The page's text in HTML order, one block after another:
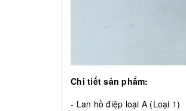
Chi tiết sản phẩm:
- Lan hồ điệp loại A (Loại 1)